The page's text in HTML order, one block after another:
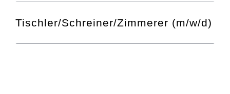
Tischler/Schreiner/Zimmerer (m/w/d)